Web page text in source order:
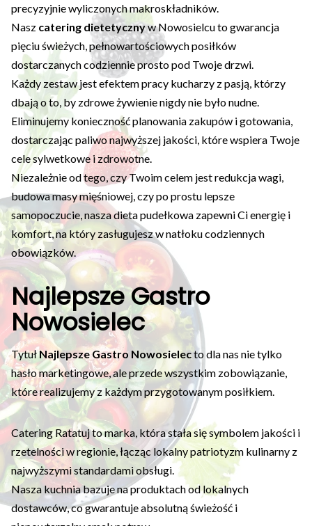
precyzyjnie wyliczonych makroskładników.
Nasz catering dietetycznyw Nowosielcu to gwarancja
pięciu świeżych, pełnowartościowych posiłków
dostarczanych codziennie prosto pod Twoje drzwi.
Każdy zestaw jest efektem pracy kucharzy z pasją, którzy
dbają o to, by zdrowe żywienie nigdy nie było nudne.
Eliminujemy konieczność planowania zakupów i gotowania,
dostarczając paliwo najwyższej jakości, które wspiera Twoje
cele sylwetkowe i zdrowotne.
Niezależnie od tego, czy Twoim celem jest redukcja wagi,
budowa masy mięśniowej, czy po prostu lepsze
samopoczucie, nasza dieta pudełkowa zapewni Ci energię i
komfort, na który zasługujesz w natłoku codziennych
obowiązków.
Najlepsze Gastro
Nowosielec
TytułNajlepsze Gastro Nowosielecto dla nas nie tylko
hasło marketingowe, ale przede wszystkim zobowiązanie,
które realizujemy z każdym przygotowanym posiłkiem.
Catering Ratatuj to marka, która stała się symbolem jakości i
rzetelności w regionie, łącząc lokalny patriotyzm kulinarny z
najwyższymi standardami obsługi.
Nasza kuchnia bazuje na produktach od lokalnych
dostawców, co gwarantuje absolutną świeżość i